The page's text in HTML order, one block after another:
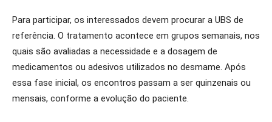
Para participar, os interessados devem procurar a UBS de
referência. O tratamento acontece em grupos semanais, nos
quais são avaliadas a necessidade e a dosagem de
medicamentos ou adesivos utilizados no desmame. Após
essa fase inicial, os encontros passam a ser quinzenais ou
mensais, conforme a evolução do paciente.